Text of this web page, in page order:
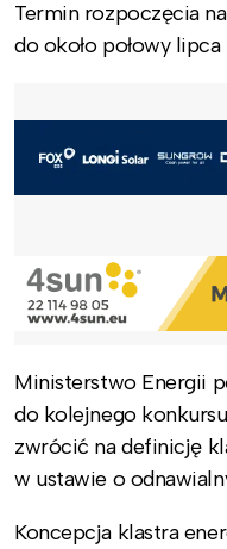
Termin rozpoczęcia
do około połowy lipca
Ministerstwo Energii
do kolejnego
zwrócić na definicję
w ustawie o
Koncepcja klastra